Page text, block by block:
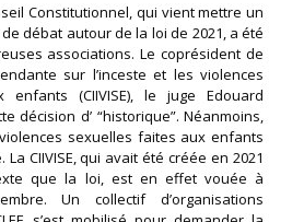
Constitutionnel, qui vient mettre un
débat autour de la loi de 2021, a été
associations. Le coprésident de
sur l’inceste et les violences
(CIIVISE), le juge Edouard
décision d’ “historique”. Néanmoins,
sexuelles faites aux enfants
CIIVISE, qui avait été créée en 2021
que la loi, est en effet vouée à
Un collectif d’organisations